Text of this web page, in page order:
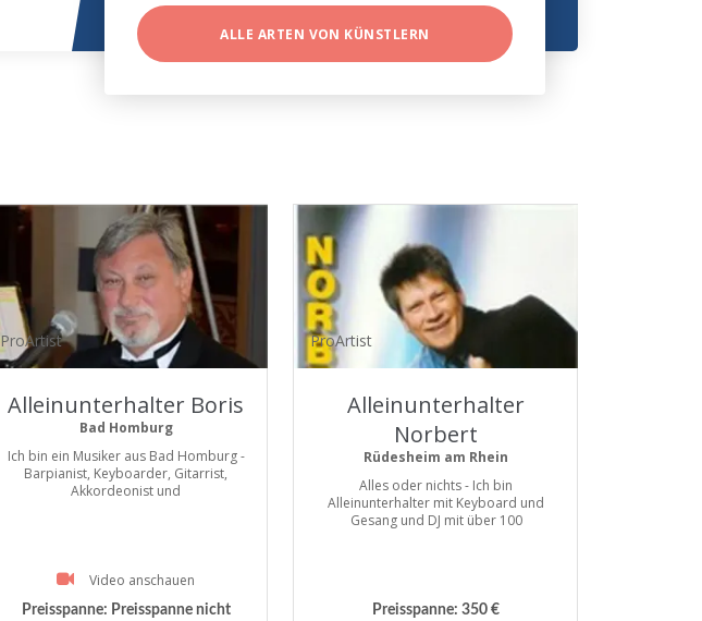
ALLE ARTEN VON KÜNSTLERN
ProArtist
Alleinunterhalter Boris
Bad Homburg
Ich bin ein Musiker aus Bad Homburg -
Barpianist, Keyboarder, Gitarrist,
Akkordeonist und
Video anschauen
Preisspanne: Preisspanne nicht
ProArtist
Alleinunterhalter
Norbert
Rüdesheim am Rhein
Alles oder nichts - Ich bin
Alleinunterhalter mit Keyboard und
Gesang und DJ mit über 100
Preisspanne: 350 €